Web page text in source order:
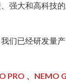
强大和高科技的
们已经研发量产
PRO 、NEMO